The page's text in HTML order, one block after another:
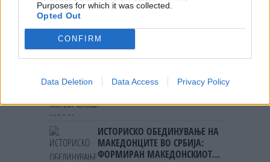
Purposes for which it was collected.
Opted Out
CONFIRM
Data Deletion Data Access Privacy Policy
се препознаваат во овој
пречка во тоа“
НАЈЧИТАНИ ВО ПОСЛЕДНИ 7 ДЕНА
СЕ СПРЕМА МЕТЕОРОЛОШКИ
ИСТОРИСКО ОБЕДИНУВАЊЕ НА
МАКЕДОНЦИТЕ ВО СРБИЈА:
ФОРМИРАН МАКЕДОНСКИОТ